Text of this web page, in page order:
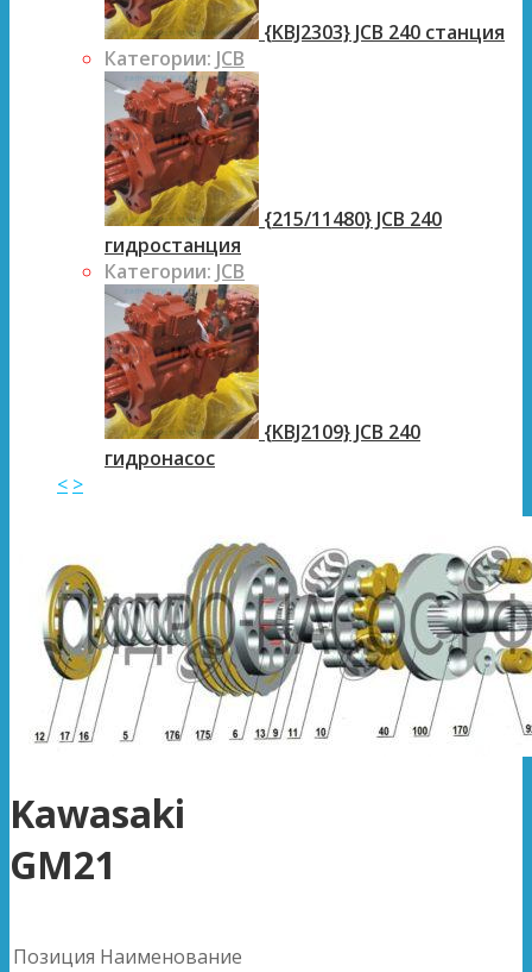
{KBJ2303} JCB 240 станция
Категории: JCB
{215/11480} JCB 240
гидростанция
Категории: JCB
{KBJ2109} JCB 240
гидронасос
< >
Kawasaki
GM21
Позиция Наименование